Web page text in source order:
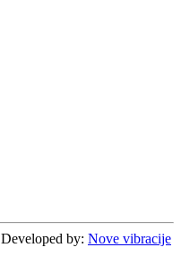
Developed by: Nove vibracije